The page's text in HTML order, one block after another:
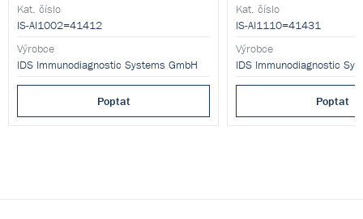
Kat. číslo
IS-AI1002=41412
Výrobce
IDS Immunodiagnostic Systems GmbH
Poptat
Kat. číslo
IS-AI1110=41431
Výrobce
IDS Immunodiagnostic
Poptat